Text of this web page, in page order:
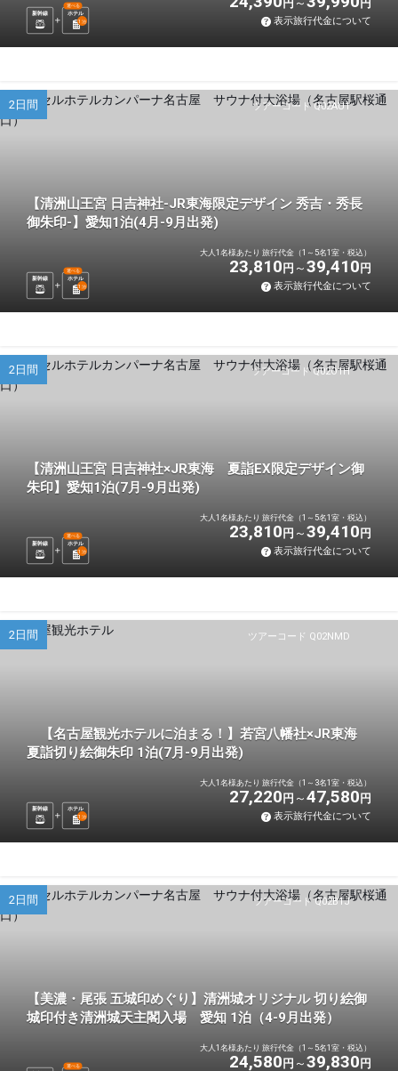
新幹線 ホテル
選べる
1 泊
円 円
表示旅行代金について
ツアーコード Q02AU1
2日間
【清洲山王宮 日吉神社-JR東海限定デザイン 秀吉・秀長
御朱印-】愛知1泊(4月-9月出発)
新幹線 ホテル
選べる
1 泊
大人1名様あたり 旅行代金（1～5名1室・税込）
23,810 円 39,410 円
表示旅行代金について
ツアーコード Q02O1H
2日間
【清洲山王宮 日吉神社×JR東海 夏詣EX限定デザイン御
朱印】愛知1泊(7月-9月出発)
新幹線 ホテル
選べる
1 泊
大人1名様あたり 旅行代金（1～5名1室・税込）
23,810 円 39,410 円
表示旅行代金について
ツアーコード Q02NMD
2日間
【名古屋観光ホテルに泊まる！】若宮八幡社×JR東海
夏詣切り絵御朱印 1泊(7月-9月出発)
新幹線
ホテル
1 泊
大人1名様あたり 旅行代金（1～3名1室・税込）
27,220 円 47,580 円
表示旅行代金について
ツアーコード Q02B1J
2日間
【美濃・尾張 五城印めぐり】清洲城オリジナル 切り絵御
城印付き清洲城天主閣入場 愛知 1泊（4-9月出発）
選べる
大人1名様あたり 旅行代金（1～5名1室・税込）
24,580 円 39,830 円